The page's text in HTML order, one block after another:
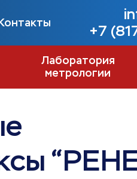
+7
Лаборатория
метрологии